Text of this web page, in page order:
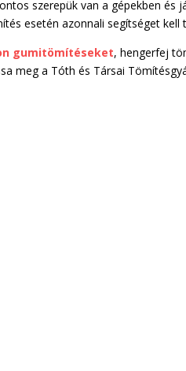
szerepük van a gépekben és
esetén azonnali segítséget kell
gumitömítéseket, hengerfej
meg a Tóth és Társai